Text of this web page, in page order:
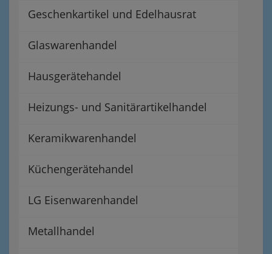
Geschenkartikel und Edelhausrat
Glaswarenhandel
Hausgerätehandel
Heizungs- und Sanitärartikelhandel
Keramikwarenhandel
Küchengerätehandel
LG Eisenwarenhandel
Metallhandel